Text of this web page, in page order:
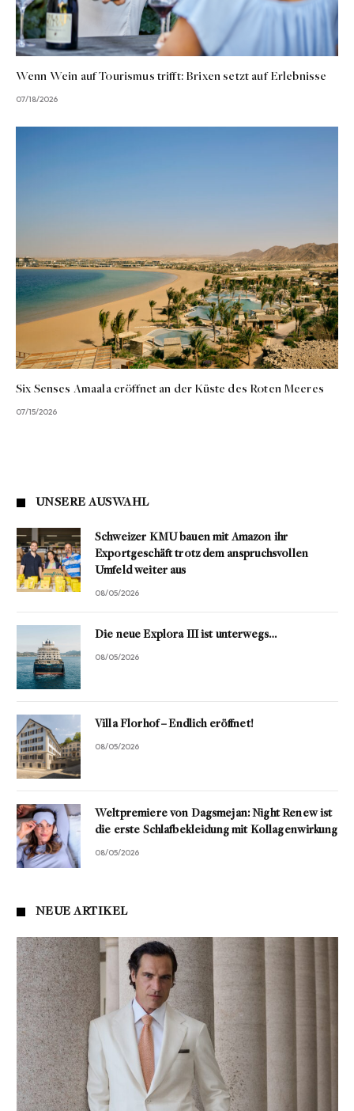
Wenn Wein auf Tourismus trifft: Brixen setzt auf Erlebnisse
07/18/2026
Six Senses Amaala eröffnet an der Küste des Roten Meeres
07/15/2026
UNSERE AUSWAHL
Schweizer KMU bauen mit Amazon ihr
Exportgeschäft trotz dem anspruchsvollen
Umfeld weiter aus
08/05/2026
Die neue Explora III ist unterwegs…
08/05/2026
Villa Florhof – Endlich eröffnet!
08/05/2026
Weltpremiere von Dagsmejan: Night Renew ist
die erste Schlafbekleidung mit Kollagenwirkung
08/05/2026
NEUE ARTIKEL